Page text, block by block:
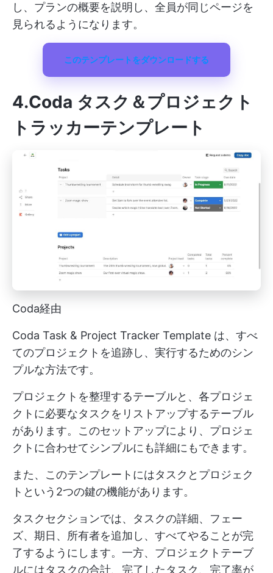
し、プランの概要を説明し、全員が同じページを
見られるようになります。
このテンプレートをダウンロードする
4.Coda タスク＆プロジェクト
トラッカーテンプレート
Coda経由
Coda Task & Project Tracker Template は、すべ
てのプロジェクトを追跡し、実行するためのシン
プルな方法です。
プロジェクトを整理するテーブルと、各プロジェ
クトに必要なタスクをリストアップするテーブル
があります。このセットアップにより、プロジェ
クトに合わせてシンプルにも詳細にもできます。
また、このテンプレートにはタスクとプロジェク
トという2つの鍵の機能があります。
タスクセクションでは、タスクの詳細、フェー
ズ、期日、所有者を追加し、すべてやることが完
了するようにします。一方、プロジェクトテーブ
ルにはタスクの合計、完了したタスク、完了率が